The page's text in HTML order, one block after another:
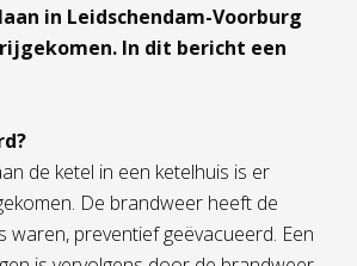
in Leidschendam-Voorburg
In dit bericht een
de ketel in een ketelhuis is er
De brandweer heeft de
waren, preventief geëvacueerd. Een